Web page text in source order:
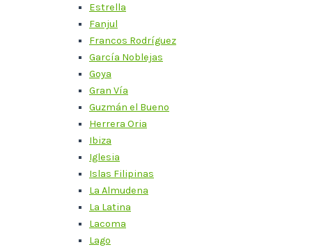
Estrella
Fanjul
Francos Rodríguez
García Noblejas
Goya
Gran Vía
Guzmán el Bueno
Herrera Oria
Ibiza
Iglesia
Islas Filipinas
La Almudena
La Latina
Lacoma
Lago